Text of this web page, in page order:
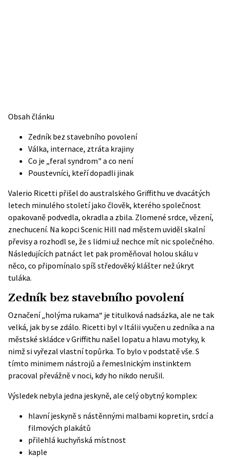
Obsah článku
Zedník bez stavebního povolení
Válka, internace, ztráta krajiny
Co je „feral syndrom" a co není
Poustevníci, kteří dopadli jinak
Valerio Ricetti přišel do australského Griffithu ve dvacátých
letech minulého století jako člověk, kterého společnost
opakovaně podvedla, okradla a zbila. Zlomené srdce, vězení,
znechucení. Na kopci Scenic Hill nad městem uviděl skalní
převisy a rozhodl se, že s lidmi už nechce mít nic společného.
Následujících patnáct let pak proměňoval holou skálu v
něco, co připomínalo spíš středověký klášter než úkryt
tuláka.
Zedník bez stavebního povolení
Označení „holýma rukama“ je titulková nadsázka, ale ne tak
velká, jak by se zdálo. Ricetti byl v Itálii vyučen u zedníka a na
městské skládce v Griffithu našel lopatu a hlavu motyky, k
nimž si vyřezal vlastní topůrka. To bylo v podstatě vše. S
tímto minimem nástrojů a řemeslnickým instinktem
pracoval převážně v noci, kdy ho nikdo nerušil.
Výsledek nebyla jedna jeskyně, ale celý obytný komplex:
hlavní jeskyně s nástěnnými malbami kopretin, srdcí a
filmových plakátů
přilehlá kuchyňská místnost
kaple